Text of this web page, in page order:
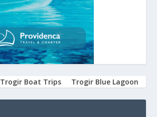
Trogir Boat Trips Trogir Blue Lagoon